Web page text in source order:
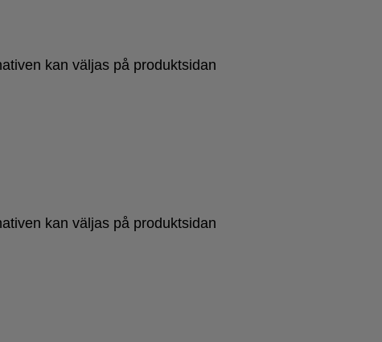
kan väljas på produktsidan
kan väljas på produktsidan